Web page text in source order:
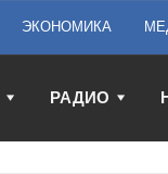
ЭКОНОМИКА
РАДИО